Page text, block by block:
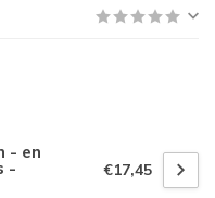
- en
- €17,45